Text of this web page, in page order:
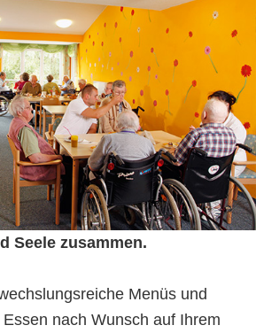
Seele zusammen.
Menüs und
nach Wunsch auf Ihrem